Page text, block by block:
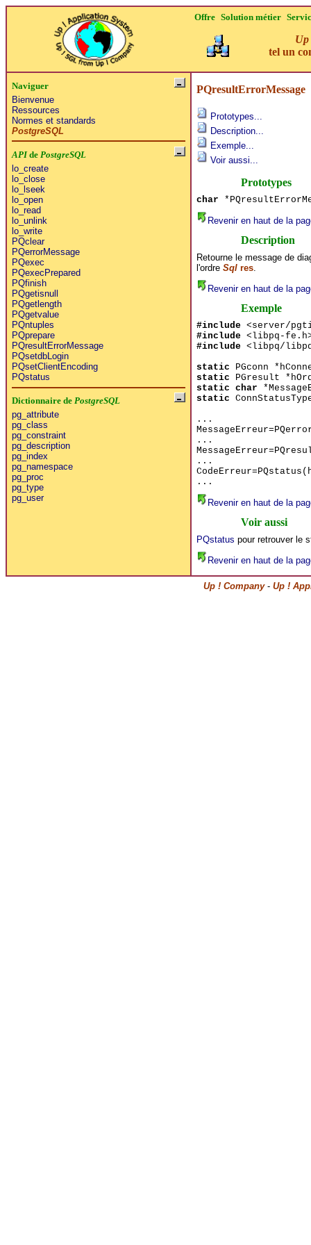
Offre Solution métier
Up
tel un
Naviguer
Bienvenue
Ressources
Normes et standards
PostgreSQL
APIde PostgreSQL
lo_create
lo_close
lo_lseek
lo_open
lo_read
lo_unlink
lo_write
PQclear
PQerrorMessage
PQexec
PQexecPrepared
PQfinish
PQgetisnull
PQgetlength
PQgetvalue
PQntuples
PQprepare
PQresultErrorMessage
PQsetdbLogin
PQsetClientEncoding
PQstatus
Dictionnaire de PostgreSQL
pg_attribute
pg_class
pg_constraint
pg_description
pg_index
pg_namespace
pg_proc
pg_type
pg_user
PQresultErrorMessage
Prototypes...
Description...
Exemple...
Voir aussi...
Prototypes
char
Revenir en haut de la
Description
Retourne le message de
l'ordre Sqlres.
Revenir en haut de la
Exemple
#include<server/
#include<libpq-
#include<libpq/
static PGconn
static PGresult
static char
static
...
...
...
...
Revenir en haut de la
Voir aussi
PQstatus pour retrouver le
Revenir en haut de la
Up ! Company- Up !